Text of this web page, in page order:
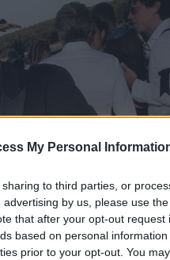
My Personal
to third parties, or
by us, please use
that after your opt-out request
based on personal
prior to your opt-out. You